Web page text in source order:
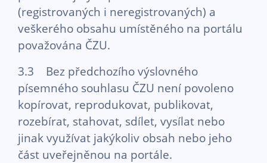
(registrovaných i neregistrovaných) a
veškerého obsahu umístěného na portálu
považována ČZU.
3.3 Bez předchozího výslovného
písemného souhlasu ČZU není povoleno
kopírovat, reprodukovat, publikovat,
rozebírat, stahovat, sdílet, vysílat nebo
jinak využívat jakýkoliv obsah nebo jeho
část uveřejněnou na portále.